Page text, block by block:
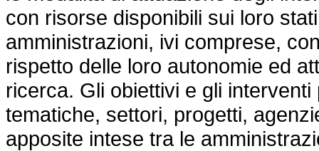
con risorse disponibili sui loro
amministrazioni, ivi comprese,
rispetto delle loro autonomie ed
ricerca. Gli obiettivi e gli
tematiche, settori, progetti,
apposite intese tra le